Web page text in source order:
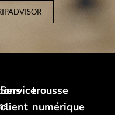
Service
client
trousse
numérique